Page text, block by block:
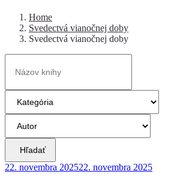
Home
Svedectvá vianočnej doby
Svedectvá vianočnej doby
Hľadať
22. novembra 202522. novembra 2025